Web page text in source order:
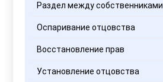
Раздел между собственниками
Оспаривание отцовства
Восстановление прав
Установление отцовства